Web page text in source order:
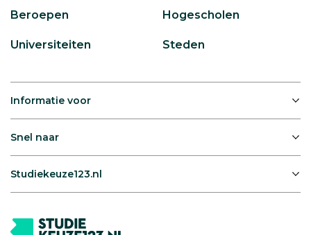
Beroepen Hogescholen
Universiteiten Steden
Informatie voor
Snel naar
Studiekeuze123.nl